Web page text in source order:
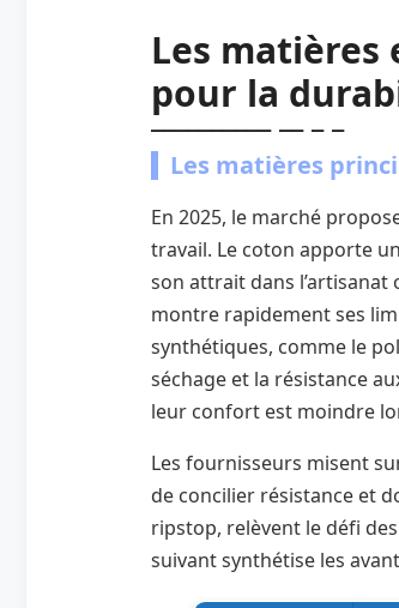
Les
pour la
Les matières
En 2025, le marché
travail. Le coton apporte
son attrait dans l’artisanat
montre rapidement ses
synthétiques, comme le
séchage et la résistance
leur confort est moindre
Les fournisseurs misent
de concilier résistance et
ripstop, relèvent le défi
suivant synthétise les